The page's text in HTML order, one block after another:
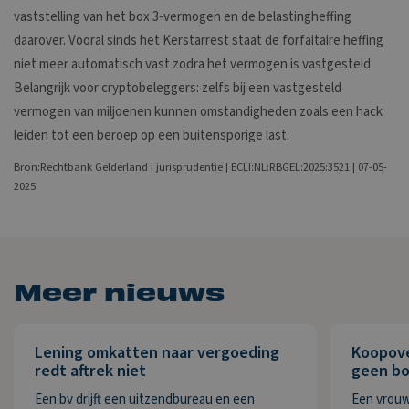
vaststelling van het box 3-vermogen en de belastingheffing
daarover. Vooral sinds het Kerstarrest staat de forfaitaire heffing
niet meer automatisch vast zodra het vermogen is vastgesteld.
Belangrijk voor cryptobeleggers: zelfs bij een vastgesteld
vermogen van miljoenen kunnen omstandigheden zoals een hack
leiden tot een beroep op een buitensporige last.
Bron:Rechtbank Gelderland | jurisprudentie | ECLI:NL:RBGEL:2025:3521 | 07-05-
2025
Meer nieuws
Lening omkatten naar vergoeding
redt aftrek niet
Een bv drijft een uitzendbureau en een
geen
Een